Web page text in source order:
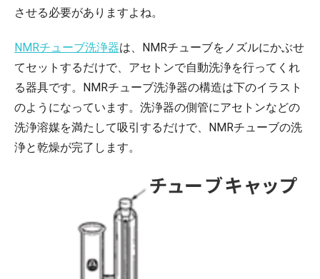
させる必要がありますよね。
NMRチューブ洗浄器は、NMRチューブをノズルにかぶせ
てセットするだけで、アセトンで自動洗浄を行ってくれ
る器具です。NMRチューブ洗浄器の構造は下のイラスト
のようになっています。洗浄器の側管にアセトンなどの
洗浄溶媒を満たして吸引するだけで、NMRチューブの洗
浄と乾燥が完了します。